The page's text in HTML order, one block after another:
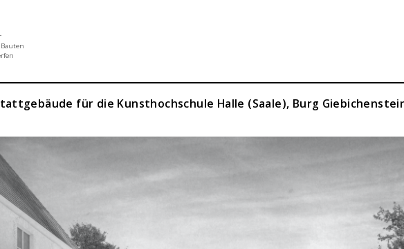
für die Kunsthochschule Halle (Saale), Burg